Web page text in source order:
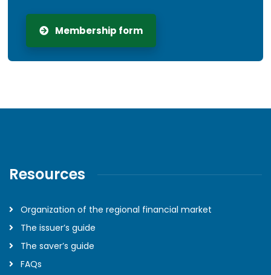
Membership form
Resources
Organization of the regional financial market
The issuer’s guide
The saver’s guide
FAQs